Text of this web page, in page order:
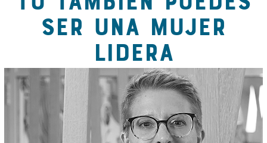
SER UNA MUJER
LIDERA